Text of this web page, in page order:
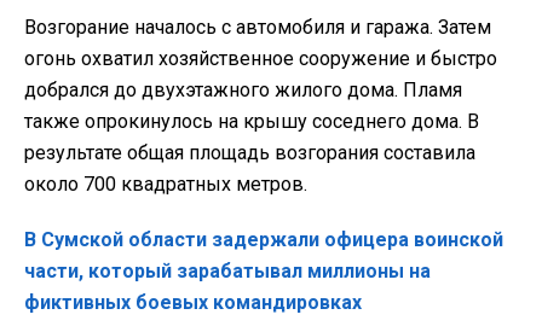
Возгорание началось с автомобиля и гаража. Затем
огонь охватил хозяйственное сооружение и быстро
добрался до двухэтажного жилого дома. Пламя
также опрокинулось на крышу соседнего дома. В
результате общая площадь возгорания составила
около 700 квадратных метров.
В Сумской области задержали офицера воинской
части, который зарабатывал миллионы на
фиктивных боевых командировках